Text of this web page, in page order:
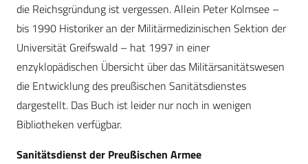
die Reichsgründung ist vergessen. Allein Peter Kolmsee –
bis 1990 Historiker an der Militärmedizinischen Sektion der
Universität Greifswald – hat 1997 in einer
enzyklopädischen Übersicht über das Militärsanitätswesen
die Entwicklung des preußischen Sanitätsdienstes
dargestellt. Das Buch ist leider nur noch in wenigen
Bibliotheken verfügbar.
Sanitätsdienst der Preußischen Armee